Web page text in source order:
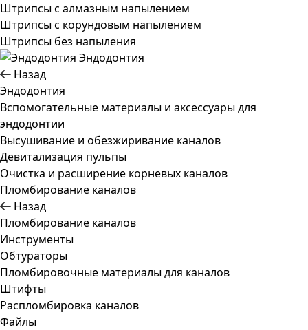
Штрипсы c алмазным напылением
Штрипсы c корундовым напылением
Штрипсы без напыления
Эндодонтия
Назад
Эндодонтия
Вспомогательные материалы и аксессуары для
эндодонтии
Высушивание и обезжиривание каналов
Девитализация пульпы
Очистка и расширение корневых каналов
Пломбирование каналов
Назад
Пломбирование каналов
Инструменты
Обтураторы
Пломбировочные материалы для каналов
Штифты
Распломбировка каналов
Файлы